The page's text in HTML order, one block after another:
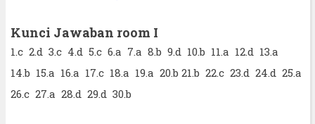
Kunci Jawaban room I
1.c 2.d 3.c 4.d 5.c 6.a 7.a 8.b 9.d 10.b 11.a 12.d 13.a
14.b 15.a 16.a 17.c 18.a 19.a 20.b 21.b 22.c 23.d 24.d 25.a
26.c 27.a 28.d 29.d 30.b